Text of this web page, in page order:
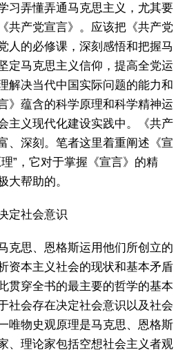
习弄懂弄通马克思主义，尤其要
共产党宣言》。应该把《共产党
人的必修课，深刻感悟和把握马
定马克思主义信仰，提高全党运
解决当代中国实际问题的能力和
》蕴含的科学原理和科学精神运
主义现代化建设实践中。《共产
、深刻。笔者这里着重阐述《宣
”，它对于掌握《宣言》的精
大帮助的。
定社会意识
克思、恩格斯运用他们所创立的
资本主义社会的现状和基本矛盾
贯穿全书的最主要的哲学的基本
社会存在决定社会意识以及社会
唯物史观原理是马克思、恩格斯
、理论家包括空想社会主义者观